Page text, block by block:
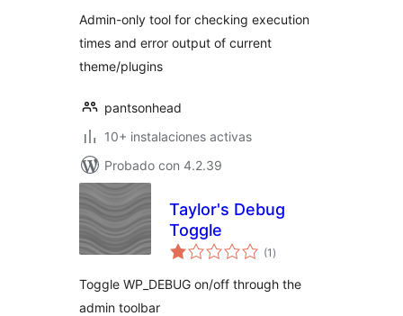
Admin-only tool for checking execution
times and error output of current
theme/plugins
pantsonhead
10+ instalaciones activas
Probado con 4.2.39
Taylor's Debug
Toggle
(1 total
de
)
Toggle WP_DEBUG on/off through the
admin toolbar